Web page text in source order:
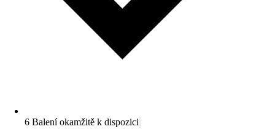
6 Balení okamžitě k dispozici